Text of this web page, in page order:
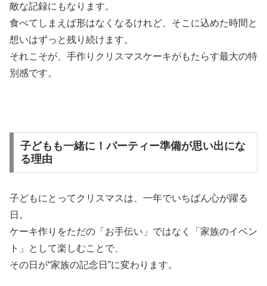
敵な記録にもなります。
食べてしまえば形はなくなるけれど、そこに込めた時間と
想いはずっと残り続けます。
それこそが、手作りクリスマスケーキがもたらす最大の特
別感です。
子どもも一緒に！パーティー準備が思い出にな
る理由
子どもにとってクリスマスは、一年でいちばん心が躍る
日。
ケーキ作りをただの「お手伝い」ではなく「家族のイベン
ト」として楽しむことで、
その日が“家族の記念日”に変わります。